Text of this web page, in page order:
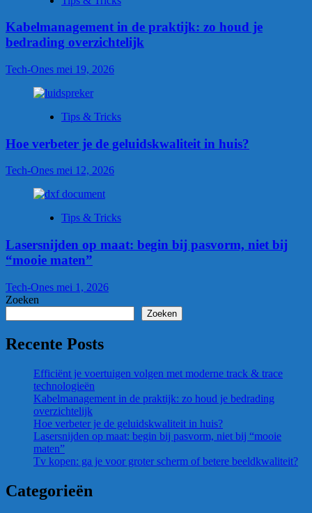
Kabelmanagement in de praktijk: zo houd je
bedrading overzichtelijk
Tech-Ones mei 19, 2026
Tips & Tricks
Hoe verbeter je de geluidskwaliteit in huis?
Tech-Ones mei 12, 2026
Tips & Tricks
Lasersnijden op maat: begin bij pasvorm, niet bij
“mooie maten”
Tech-Ones mei 1, 2026
Zoeken
Zoeken
Recente Posts
Efficiënt je voertuigen volgen met moderne track & trace
technologieën
Kabelmanagement in de praktijk: zo houd je bedrading
overzichtelijk
Hoe verbeter je de geluidskwaliteit in huis?
Lasersnijden op maat: begin bij pasvorm, niet bij “mooie
maten”
Tv kopen: ga je voor groter scherm of betere beeldkwaliteit?
Categorieën